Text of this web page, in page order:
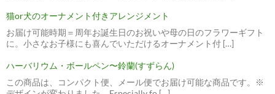
猫or犬のオーナメント付きアレンジメント
お届け可能時期＝周年お誕生日のお祝いや母の日のフラワーギフト
に。小さなお子様にも喜んでいただけるオーナメント付 […]
ハーバリウム・ボールペン〜鈴蘭(すずらん)
この商品は、コンパクト便、メール便でお届け可能な商品です。※